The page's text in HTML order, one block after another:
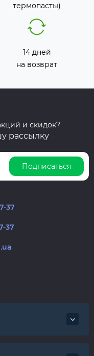
термопасты)
14 дней
на возврат
и скидок?
рассылку
Подписаться
37
37